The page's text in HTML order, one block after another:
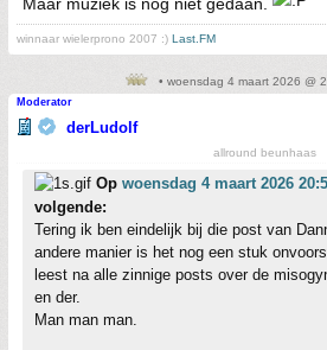
winnaar wielerprono 2007 :) Last.FM
• woensdag 4 maart 2026 @
Moderator
derLudolf
allround beunhaas
Op woensdag 4 maart 2026
volgende:
Tering ik ben eindelijk bij die post van
andere manier is het nog een stuk
leest na alle zinnige posts over de
en der.
Man man man.